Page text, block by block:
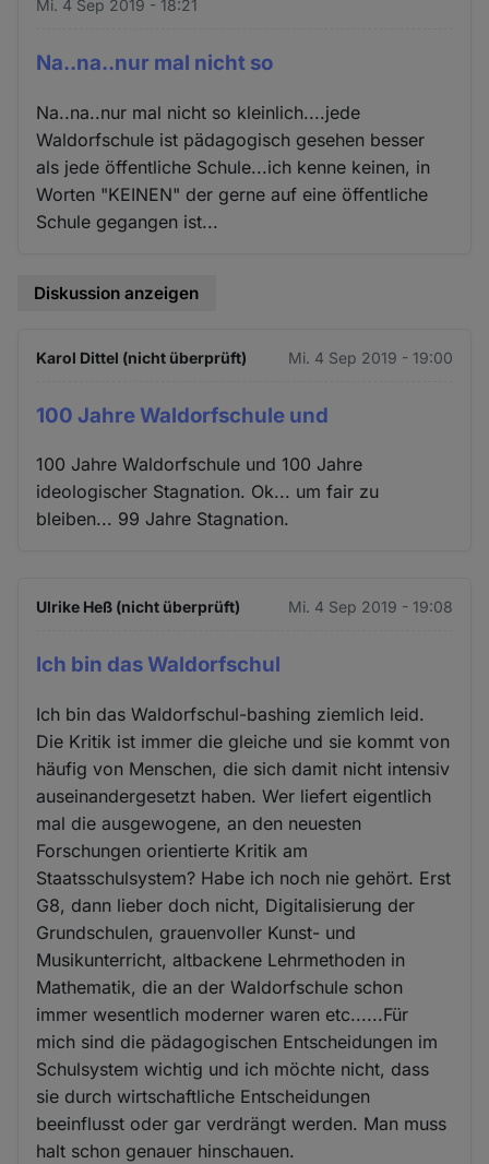
Mi. 4 Sep 2019 - 18:21
Na..na..nur mal nicht so
Na..na..nur mal nicht so kleinlich....jede
Waldorfschule ist pädagogisch gesehen besser
als jede öffentliche Schule...ich kenne keinen, in
Worten "KEINEN" der gerne auf eine öffentliche
Schule gegangen ist...
Diskussion anzeigen
Karol Dittel (nicht überprüft) Mi. 4 Sep 2019 - 19:00
100 Jahre Waldorfschule und
100 Jahre Waldorfschule und 100 Jahre
ideologischer Stagnation. Ok... um fair zu
bleiben... 99 Jahre Stagnation.
Ulrike Heß (nicht überprüft) Mi. 4 Sep 2019 - 19:08
Ich bin das Waldorfschul
Ich bin das Waldorfschul-bashing ziemlich leid.
Die Kritik ist immer die gleiche und sie kommt von
häufig von Menschen, die sich damit nicht intensiv
auseinandergesetzt haben. Wer liefert eigentlich
mal die ausgewogene, an den neuesten
Forschungen orientierte Kritik am
Staatsschulsystem? Habe ich noch nie gehört. Erst
G8, dann lieber doch nicht, Digitalisierung der
Grundschulen, grauenvoller Kunst- und
Musikunterricht, altbackene Lehrmethoden in
Mathematik, die an der Waldorfschule schon
immer wesentlich moderner waren etc......Für
mich sind die pädagogischen Entscheidungen im
Schulsystem wichtig und ich möchte nicht, dass
sie durch wirtschaftliche Entscheidungen
beeinflusst oder gar verdrängt werden. Man muss
halt schon genauer hinschauen.